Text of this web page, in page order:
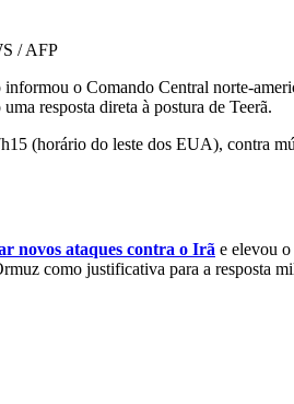
/ AFP
o Comando Central norte-
resposta direta à postura de Teerã.
(horário do leste dos EUA), contra
novos ataques contra o Irã e elevou o
como justificativa para a resposta